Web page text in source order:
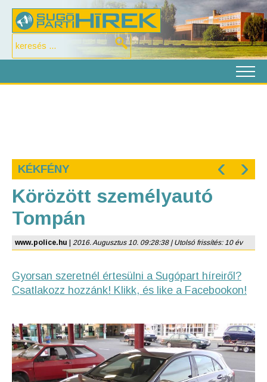
KÉKFÉNY ‹ ›
Körözött személyautó
Tompán
www.police.hu 2016. Augusztus 10. 09:28:38 | Utolsó frissítés: 10 év
Gyorsan szeretnél értesülni a Sugópart híreiről?
Csatlakozz hozzánk! Klikk, és like a Facebookon!